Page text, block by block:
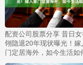
配资公司股票分享 昔日
翎隐退20年现状曝光！嫁
门定居海外，如今生活如